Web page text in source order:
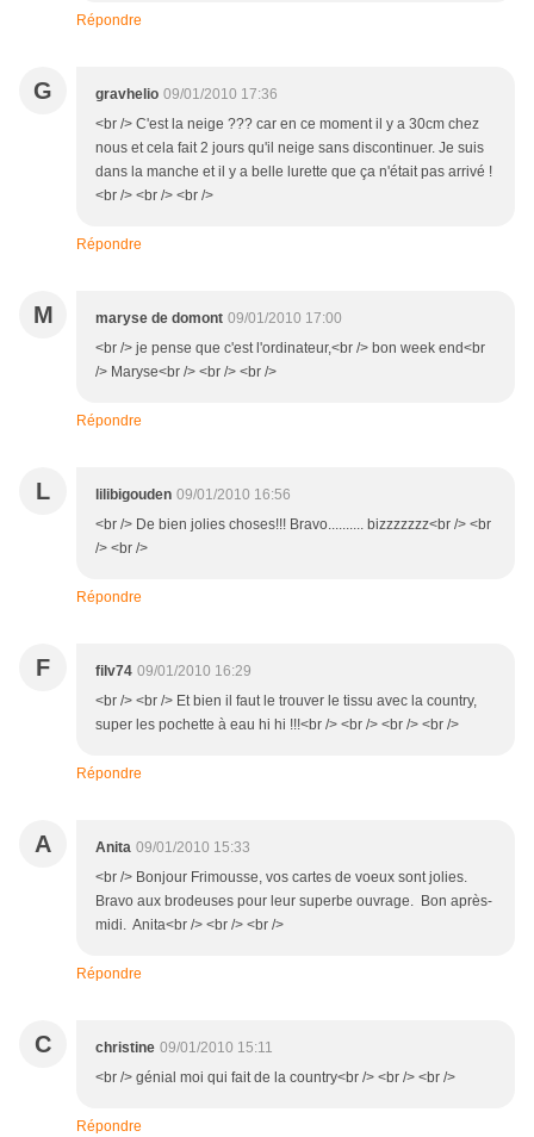
Répondre
G gravhelio 09/01/2010 17:36
<br /> C'est la neige ??? car en ce moment il y a 30cm chez
nous et cela fait 2 jours qu'il neige sans discontinuer. Je suis
dans la manche et il y a belle lurette que ça n'était pas arrivé !
<br /> <br /> <br />
Répondre
M maryse de domont 09/01/2010 17:00
<br /> je pense que c'est l'ordinateur,<br /> bon week end<br
/> Maryse<br /> <br /> <br />
Répondre
L lilibigouden 09/01/2010 16:56
<br /> De bien jolies choses!!! Bravo.......... bizzzzzzz<br /> <br
/> <br />
Répondre
F filv74 09/01/2010 16:29
<br /> <br /> Et bien il faut le trouver le tissu avec la country,
super les pochette à eau hi hi !!!<br /> <br /> <br /> <br />
Répondre
A Anita 09/01/2010 15:33
<br /> Bonjour Frimousse, vos cartes de voeux sont jolies.
Bravo aux brodeuses pour leur superbe ouvrage. Bon après-
midi. Anita<br /> <br /> <br />
Répondre
C christine 09/01/2010 15:11
<br /> génial moi qui fait de la country<br /> <br /> <br />
Répondre